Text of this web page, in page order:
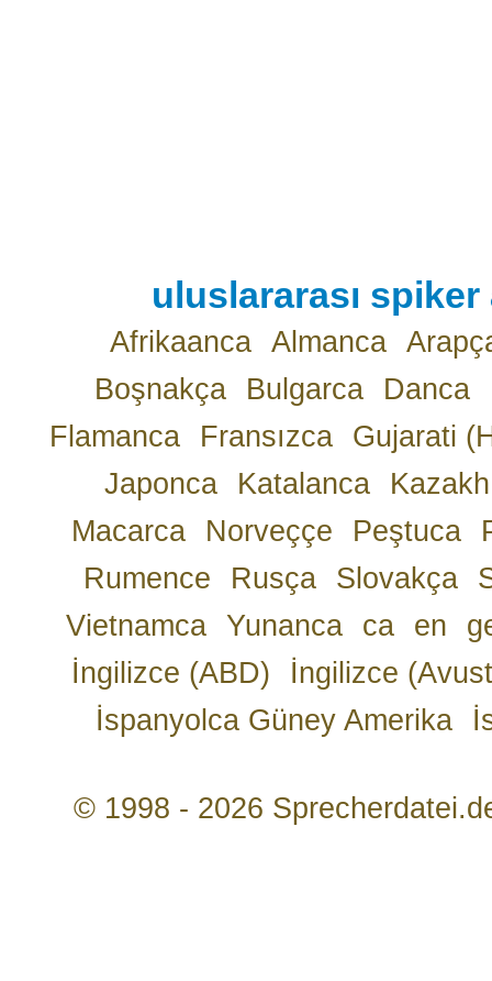
uluslararası
Afrikaanca Almanca
Boşnakça
Bulgarca Danca
Flamanca
Fransızca
Gujarati
Japonca
Katalanca
Kazakh
Macarca
Norveççe Peştuca
Rumence
Rusça Slovakça
Vietnamca
Yunanca ca en
İngilizce (ABD)
İngilizce
İspanyolca Güney Amerika
© 1998 - 2026